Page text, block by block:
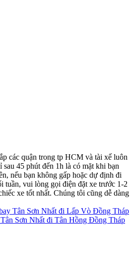
các quận trong tp HCM và tài xế luôn
sau 45 phút đến 1h là có mặt khi bạn
nếu bạn không gấp hoặc dự định đi
tuần, vui lòng gọi điện đặt xe trước 1-2
xe tốt nhất. Chúng tôi cũng dễ dàng
Tân Sơn Nhất đi Lấp Vò Đồng Tháp
Sơn Nhất đi Tân Hồng Đồng Tháp